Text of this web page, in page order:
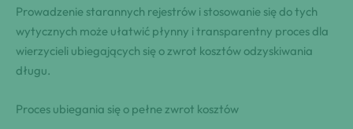
Prowadzenie starannych rejestrów i stosowanie się do tych
wytycznych może ułatwić płynny i transparentny proces dla
wierzycieli ubiegających się o zwrot kosztów odzyskiwania
długu.
Proces ubiegania się o pełne zwrot kosztów